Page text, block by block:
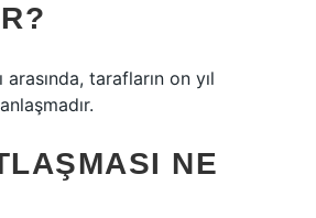
tarafların on yıl
NE